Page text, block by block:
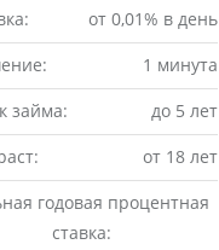
от 0,01% в день
1 минута
займа:
до 5 лет
от 18 лет
годовая процентная
ставка: